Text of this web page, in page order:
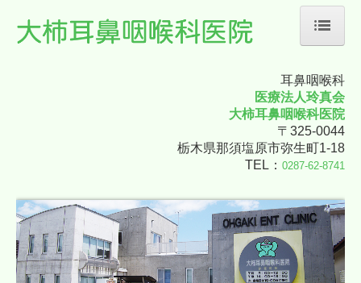
専門外来のご案内
地図・交通案内
個人情報保護方針
耳鼻咽喉科
医療法人玲真会
大柿耳鼻咽喉科医院
〒325-0044
栃木県那須塩原市弥生町1-18
TEL： 0287-62-8741